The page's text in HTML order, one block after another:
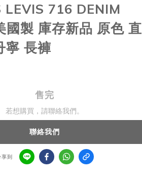
LEVIS 716 DENIM
國製 庫存新品 原色 直
寧 長褲
售完
若想購買，請聯絡我們。
聯絡我們
享到